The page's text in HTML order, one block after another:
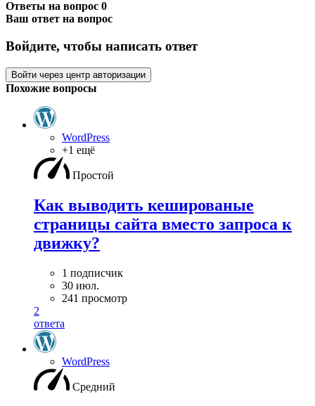
Ответы на вопрос 0
Ваш ответ на вопрос
Войдите, чтобы написать ответ
Войти через центр авторизации
Похожие вопросы
WordPress
+1 ещё
Простой
Как выводить кешированые
страницы сайта вместо запроса к
движку?
1 подписчик
30 июл.
241 просмотр
2
ответа
WordPress
Средний